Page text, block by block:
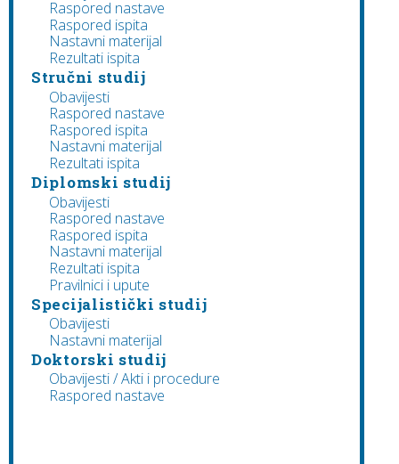
Raspored nastave
Raspored ispita
Nastavni materijal
Rezultati ispita
Stručni studij
Obavijesti
Raspored nastave
Raspored ispita
Nastavni materijal
Rezultati ispita
Diplomski studij
Obavijesti
Raspored nastave
Raspored ispita
Nastavni materijal
Rezultati ispita
Pravilnici i upute
Specijalistički studij
Obavijesti
Nastavni materijal
Doktorski studij
Obavijesti / Akti i procedure
Raspored nastave